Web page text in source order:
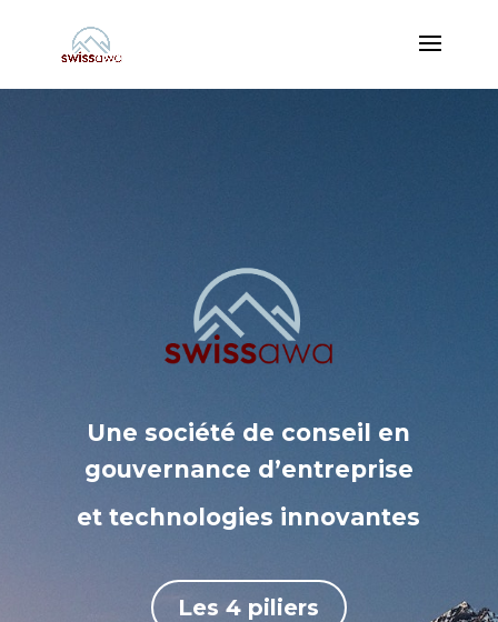
Une société de conseil en
gouvernance d’entreprise
et technologies innovantes
Les 4 piliers